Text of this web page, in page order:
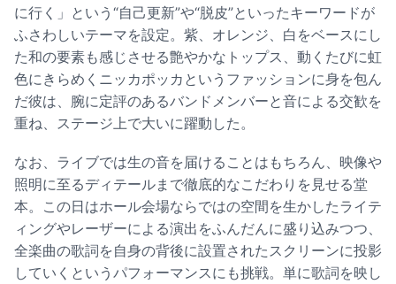
に行く」という“自己更新”や“脱皮”といったキーワードが
ふさわしいテーマを設定。紫、オレンジ、白をベースにし
た和の要素も感じさせる艶やかなトップス、動くたびに虹
色にきらめくニッカポッカというファッションに身を包ん
だ彼は、腕に定評のあるバンドメンバーと音による交歓を
重ね、ステージ上で大いに躍動した。
なお、ライブでは生の音を届けることはもちろん、映像や
照明に至るディテールまで徹底的なこだわりを見せる堂
本。この日はホール会場ならではの空間を生かしたライテ
ィングやレーザーによる演出をふんだんに盛り込みつつ、
全楽曲の歌詞を自身の背後に設置されたスクリーンに投影
していくというパフォーマンスにも挑戦。単に歌詞を映し